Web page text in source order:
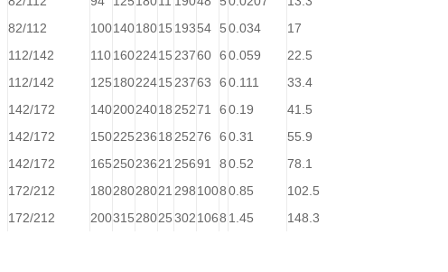
82/112 10014018015 19354 50.034
17
112/142 11016022415 23760 60.059
22.5
112/142 12518022415 23763 60.111
33.4
142/172 14020024018 25271 60.19
41.5
142/172 15022523618 25276 60.31
55.9
142/172 16525023621 25691 80.52
78.1
172/212 18028028021 29810080.85
102.5
172/212 200315280253021068 1.45 148.3